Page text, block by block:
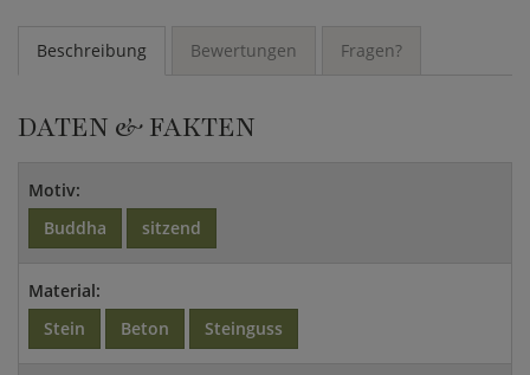
Beschreibung Bewertungen Fragen?
DATEN & FAKTEN
Motiv:
Buddha
sitzend
Material:
Stein
Beton Steinguss